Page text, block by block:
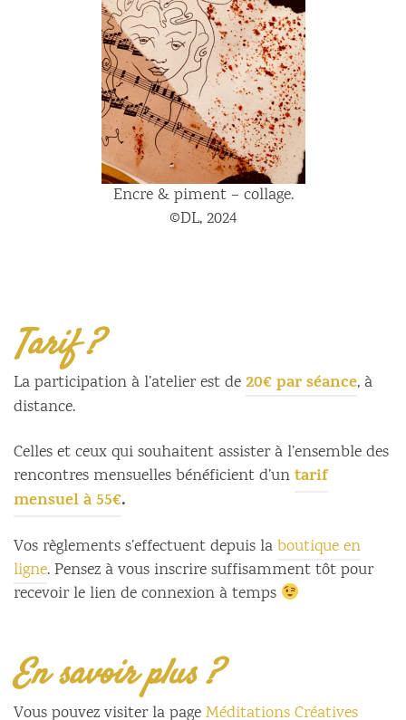
Encre & piment – collage.
©DL, 2024
Tarif ?
La participation à l’atelier est de20€ par séance, à
distance.
Celles et ceux qui souhaitent assister à l’ensemble des
rencontres mensuelles bénéficient d’untarif
mensuel à 55€.
Vos règlements s’effectuent depuis laboutique en
ligne. Pensez à vous inscrire suffisamment tôt pour
recevoir le lien de connexion à temps
En savoir plus ?
Vous pouvez visiter la pageMéditations Créatives